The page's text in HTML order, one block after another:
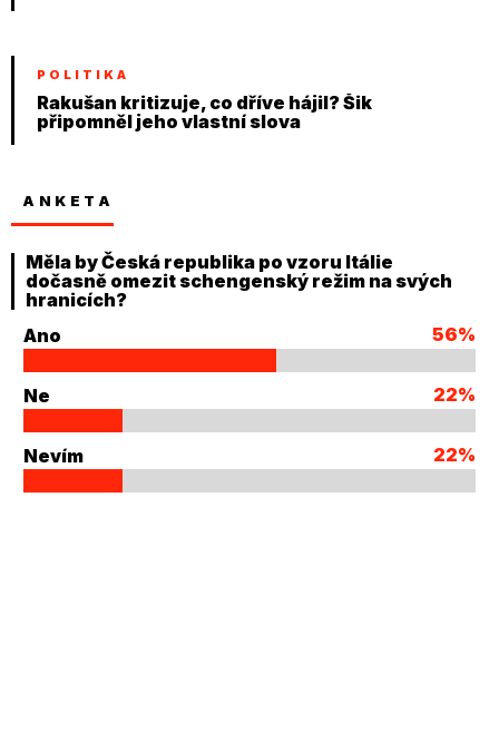
POLITIKA
Rakušan kritizuje, co dříve hájil? Šik
připomněl jeho vlastní slova
ANKETA
Měla by Česká republika po vzoru Itálie
dočasně omezit schengenský režim na svých
hranicích?
Ano
56%
Ne 22%
Nevím 22%